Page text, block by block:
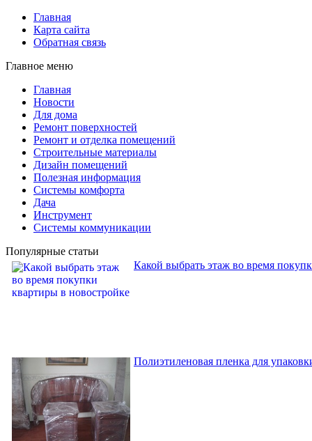
Главная
Карта сайта
Обратная связь
Главное меню
Главная
Новости
Для дома
Ремонт поверхностей
Ремонт и отделка помещений
Строительные материалы
Дизайн помещений
Полезная информация
Системы комфорта
Дача
Инструмент
Системы коммуникации
Популярные статьи
Какой выбрать этаж во время
Полиэтиленовая пленка для